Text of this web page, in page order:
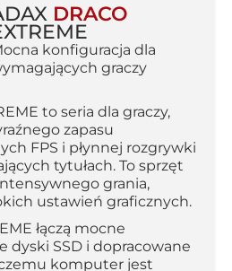
DRACO
konfiguracja dla
graczy
to seria dla graczy,
zapasu
FPS i płynnej rozgrywki
tytułach. To sprzęt
grania,
ustawień graficznych.
łączą mocne
dyski SSD i dopracowane
komputer jest